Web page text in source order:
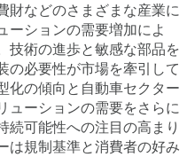
財などのさまざまな産業に
ーションの需要増加によ
技術の進歩と敏感な部品を
の必要性が市場を牽引して
化の傾向と自動車セクター
ューションの需要をさらに
続可能性への注目の高まり
は規制基準と消費者の好み